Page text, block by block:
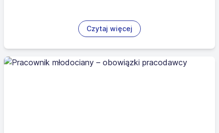
Czytaj więcej